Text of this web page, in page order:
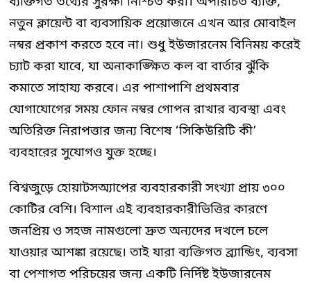
নতুন ক্লায়েন্ট বা ব্যবসায়িক প্রয়োজনে এখন আর মোবাইল
নম্বর প্রকাশ করতে হবে না। শুধু ইউজারনেম বিনিময় করেই
চ্যাট করা যাবে, যা অনাকাঙ্ক্ষিত কল বা বার্তার ঝুঁকি
কমাতে সাহায্য করবে। এর পাশাপাশি প্রথমবার
যোগাযোগের সময় ফোন নম্বর গোপন রাখার ব্যবস্থা এবং
অতিরিক্ত নিরাপত্তার জন্য বিশেষ ‘সিকিউরিটি কী’
ব্যবহারের সুযোগও যুক্ত হচ্ছে।
বিশ্বজুড়ে হোয়াটসঅ্যাপের ব্যবহারকারী সংখ্যা প্রায় ৩০০
কোটির বেশি। বিশাল এই ব্যবহারকারীভিত্তির কারণে
জনপ্রিয় ও সহজ নামগুলো দ্রুত অন্যদের দখলে চলে
যাওয়ার আশঙ্কা রয়েছে। তাই যারা ব্যক্তিগত ব্র্যান্ডিং, ব্যবসা
বা পেশাগত পরিচয়ের জন্য একটি নির্দিষ্ট ইউজারনেম